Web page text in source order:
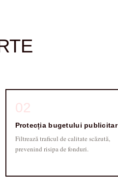
02
Protecția bugetului publicitar
Filtrează traficul de calitate scăzută,
prevenind risipa de fonduri.